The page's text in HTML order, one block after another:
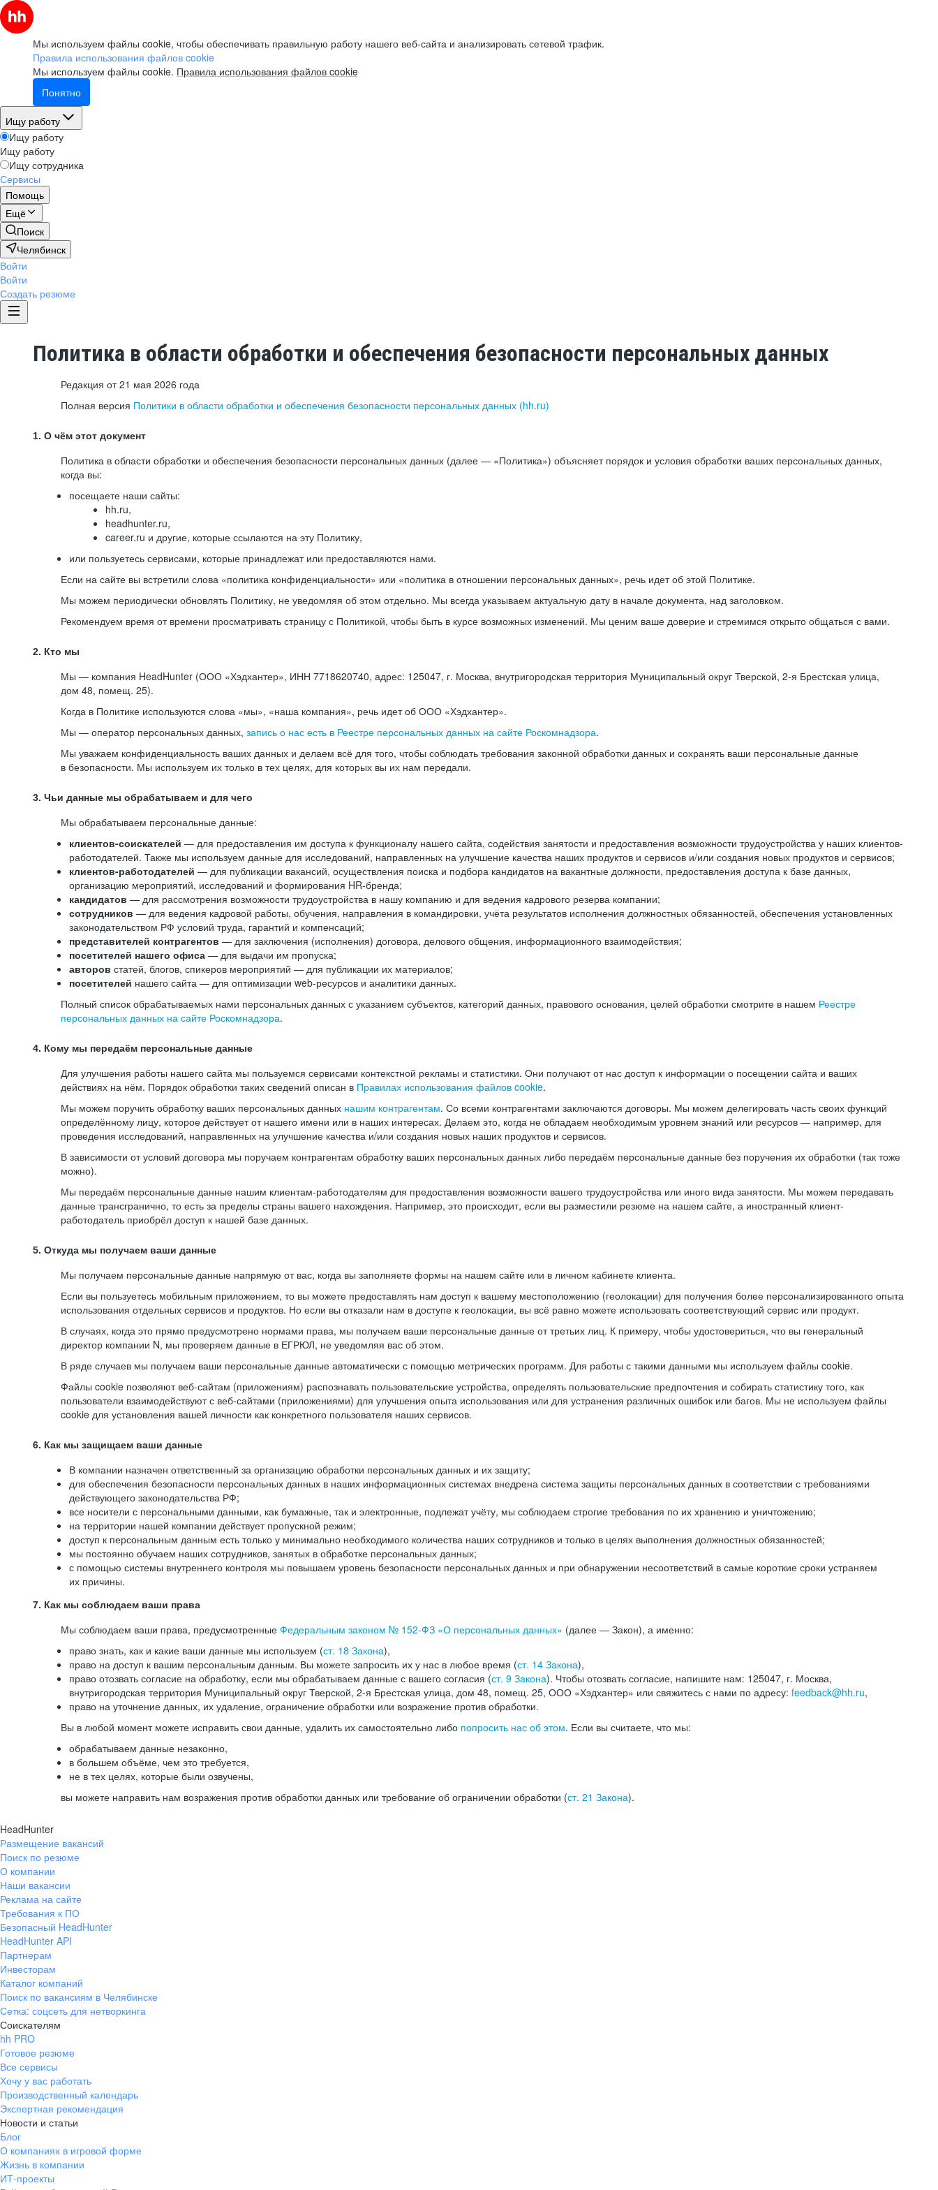
Мы используем файлы cookie, чтобы обеспечивать правильную работу нашего веб-сайта и анализировать сетевой трафик.
Правила использования файлов cookie
Мы используем файлы cookie. Правила использования файлов cookie
Понятно
Ищу работу
Ищу работу
Ищу работу
Ищу сотрудника
Сервисы
Помощь
Ещё
Поиск
Челябинск
Войти
Войти
Создать резюме
Политика в области обработки и обеспечения безопасности персональных данных
Редакция от 21 мая 2026 года
Полная версия Политики в области обработки и обеспечения безопасности персональных данных (hh.ru)
1. О чём этот документ
Политика в области обработки и обеспечения безопасности персональных данных (далее — «Политика») объясняет порядок и условия обработки ваших персональных данных,
когда вы:
посещаете наши сайты:
hh.ru,
headhunter.ru,
career.ru и другие, которые ссылаются на эту Политику,
или пользуетесь сервисами, которые принадлежат или предоставляются нами.
Если на сайте вы встретили слова «политика конфиденциальности» или «политика в отношении персональных данных», речь идет об этой Политике.
Мы можем периодически обновлять Политику, не уведомляя об этом отдельно. Мы всегда указываем актуальную дату в начале документа, над заголовком.
Рекомендуем время от времени просматривать страницу с Политикой, чтобы быть в курсе возможных изменений. Мы ценим ваше доверие и стремимся открыто общаться с вами.
2. Кто мы
Мы — компания HeadHunter (ООО «Хэдхантер», ИНН 7718620740, адрес: 125047, г. Москва, внутригородская территория Муниципальный округ Тверской, 2-я Брестская улица,
дом 48, помещ. 25).
Когда в Политике используются слова «мы», «наша компания», речь идет об ООО «Хэдхантер».
Мы — оператор персональных данных, запись о нас есть в Реестре персональных данных на сайте Роскомнадзора.
Мы уважаем конфиденциальность ваших данных и делаем всё для того, чтобы соблюдать требования законной обработки данных и сохранять ваши персональные данные
в безопасности. Мы используем их только в тех целях, для которых вы их нам передали.
3. Чьи данные мы обрабатываем и для чего
Мы обрабатываем персональные данные:
клиентов-соискателей — для предоставления им доступа к функционалу нашего сайта, содействия занятости и предоставления возможности трудоустройства у наших клиентов-
работодателей. Также мы используем данные для исследований, направленных на улучшение качества наших продуктов и сервисов и/или создания новых продуктов и сервисов;
клиентов-работодателей — для публикации вакансий, осуществления поиска и подбора кандидатов на вакантные должности, предоставления доступа к базе данных,
организацию мероприятий, исследований и формирования HR-бренда;
кандидатов — для рассмотрения возможности трудоустройства в нашу компанию и для ведения кадрового резерва компании;
сотрудников — для ведения кадровой работы, обучения, направления в командировки, учёта результатов исполнения должностных обязанностей, обеспечения установленных
законодательством РФ условий труда, гарантий и компенсаций;
представителей контрагентов — для заключения (исполнения) договора, делового общения, информационного взаимодействия;
посетителей нашего офиса — для выдачи им пропуска;
авторов статей, блогов, спикеров мероприятий — для публикации их материалов;
посетителей нашего сайта — для оптимизации web-ресурсов и аналитики данных.
Полный список обрабатываемых нами персональных данных с указанием субъектов, категорий данных, правового основания, целей обработки смотрите в нашем Реестре
персональных данных на сайте Роскомнадзора.
4. Кому мы передаём персональные данные
Для улучшения работы нашего сайта мы пользуемся сервисами контекстной рекламы и статистики. Они получают от нас доступ к информации о посещении сайта и ваших
действиях на нём. Порядок обработки таких сведений описан в Правилах использования файлов cookie.
Мы можем поручить обработку ваших персональных данных нашим контрагентам. Со всеми контрагентами заключаются договоры. Мы можем делегировать часть своих функций
определённому лицу, которое действует от нашего имени или в наших интересах. Делаем это, когда не обладаем необходимым уровнем знаний или ресурсов — например, для
проведения исследований, направленных на улучшение качества и/или создания новых наших продуктов и сервисов.
В зависимости от условий договора мы поручаем контрагентам обработку ваших персональных данных либо передаём персональные данные без поручения их обработки (так тоже
можно).
Мы передаём персональные данные нашим клиентам-работодателям для предоставления возможности вашего трудоустройства или иного вида занятости. Мы можем передавать
данные трансгранично, то есть за пределы страны вашего нахождения. Например, это происходит, если вы разместили резюме на нашем сайте, а иностранный клиент-
работодатель приобрёл доступ к нашей базе данных.
5. Откуда мы получаем ваши данные
Мы получаем персональные данные напрямую от вас, когда вы заполняете формы на нашем сайте или в личном кабинете клиента.
Если вы пользуетесь мобильным приложением, то вы можете предоставлять нам доступ к вашему местоположению (геолокации) для получения более персонализированного опыта
использования отдельных сервисов и продуктов. Но если вы отказали нам в доступе к геолокации, вы всё равно можете использовать соответствующий сервис или продукт.
В случаях, когда это прямо предусмотрено нормами права, мы получаем ваши персональные данные от третьих лиц. К примеру, чтобы удостовериться, что вы генеральный
директор компании N, мы проверяем данные в ЕГРЮЛ, не уведомляя вас об этом.
В ряде случаев мы получаем ваши персональные данные автоматически с помощью метрических программ. Для работы с такими данными мы используем файлы cookie.
Файлы cookie позволяют веб-сайтам (приложениям) распознавать пользовательские устройства, определять пользовательские предпочтения и собирать статистику того, как
пользователи взаимодействуют с веб-сайтами (приложениями) для улучшения опыта использования или для устранения различных ошибок или багов. Мы не используем файлы
cookie для установления вашей личности как конкретного пользователя наших сервисов.
6. Как мы защищаем ваши данные
В компании назначен ответственный за организацию обработки персональных данных и их защиту;
для обеспечения безопасности персональных данных в наших информационных системах внедрена система защиты персональных данных в соответствии с требованиями
действующего законодательства РФ;
все носители с персональными данными, как бумажные, так и электронные, подлежат учёту, мы соблюдаем строгие требования по их хранению и уничтожению;
на территории нашей компании действует пропускной режим;
доступ к персональным данным есть только у минимально необходимого количества наших сотрудников и только в целях выполнения должностных обязанностей;
мы постоянно обучаем наших сотрудников, занятых в обработке персональных данных;
с помощью системы внутреннего контроля мы повышаем уровень безопасности персональных данных и при обнаружении несоответствий в самые короткие сроки устраняем
их причины.
7. Как мы соблюдаем ваши права
Мы соблюдаем ваши права, предусмотренные Федеральным законом № 152-ФЗ «О персональных данных» (далее — Закон), а именно:
право знать, как и какие ваши данные мы используем (ст. 18 Закона),
право на доступ к вашим персональным данным. Вы можете запросить их у нас в любое время (ст. 14 Закона),
право отозвать согласие на обработку, если мы обрабатываем данные с вашего согласия (ст. 9 Закона). Чтобы отозвать согласие, напишите нам: 125047, г. Москва,
внутригородская территория Муниципальный округ Тверской, 2-я Брестская улица, дом 48, помещ. 25, ООО «Хэдхантер» или свяжитесь с нами по адресу: feedback@hh.ru,
право на уточнение данных, их удаление, ограничение обработки или возражение против обработки.
Вы в любой момент можете исправить свои данные, удалить их самостоятельно либо попросить нас об этом. Если вы считаете, что мы:
обрабатываем данные незаконно,
в большем объёме, чем это требуется,
не в тех целях, которые были озвучены,
вы можете направить нам возражения против обработки данных или требование об ограничении обработки (ст. 21 Закона).
HeadHunter
Размещение вакансий
Поиск по резюме
О компании
Наши вакансии
Реклама на сайте
Требования к ПО
Безопасный HeadHunter
HeadHunter API
Партнерам
Инвесторам
Каталог компаний
Поиск по вакансиям в Челябинске
Сетка: соцсеть для нетворкинга
Соискателям
hh PRO
Готовое резюме
Все сервисы
Хочу у вас работать
Производственный календарь
Экспертная рекомендация
Новости и статьи
Блог
О компаниях в игровой форме
Жизнь в компании
ИТ-проекты